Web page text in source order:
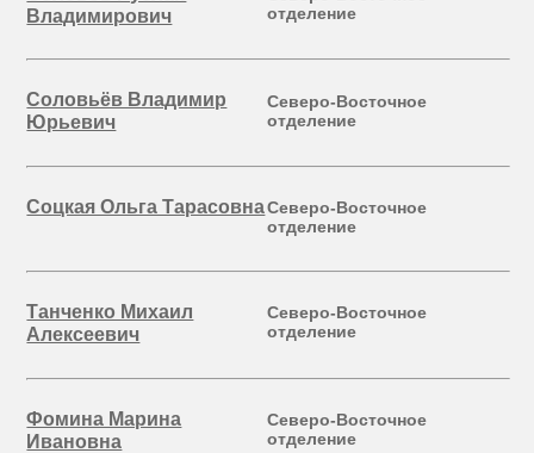
Владимирович
отделение
Соловьёв Владимир
Юрьевич
Северо-Восточное
отделение
Соцкая Ольга ТарасовнаСеверо-Восточное
отделение
Танченко Михаил
Алексеевич
Северо-Восточное
отделение
Фомина Марина
Ивановна
Северо-Восточное
отделение